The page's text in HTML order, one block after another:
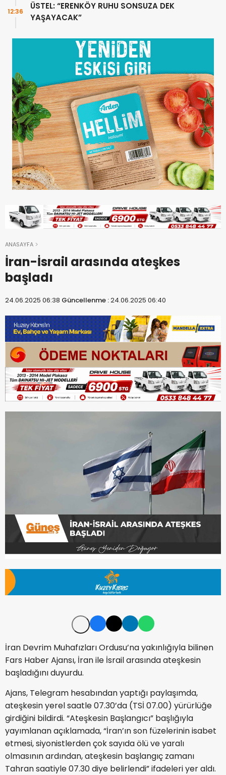
ÜSTEL: “ERENKÖY RUHU SONSUZA DEK
YAŞAYACAK”
12:36
ANASAYFA
İran-İsrail arasında ateşkes
başladı
24.06.2025 06:38 Güncellenme :24.06.2025 06:40
İran Devrim Muhafızları Ordusu’na yakınlığıyla bilinen
Fars Haber Ajansı, İran ile İsrail arasında ateşkesin
başladığını duyurdu.
Ajans, Telegram hesabından yaptığı paylaşımda,
ateşkesin yerel saatle 07.30’da (TSİ 07.00) yürürlüğe
girdiğini bildirdi. “Ateşkesin Başlangıcı” başlığıyla
yayımlanan açıklamada, “İran’ın son füzelerinin isabet
etmesi, siyonistlerden çok sayıda ölü ve yaralı
olmasının ardından, ateşkesin başlangıç zamanı
Tahran saatiyle 07.30 diye belirlendi” ifadeleri yer aldı.